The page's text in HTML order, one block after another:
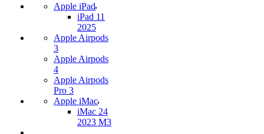
Apple iPad
iPad 11
2025
Apple Airpods
3
Apple Airpods
4
Apple Airpods
Pro 3
Apple iMac
iMac 24
2023 M3